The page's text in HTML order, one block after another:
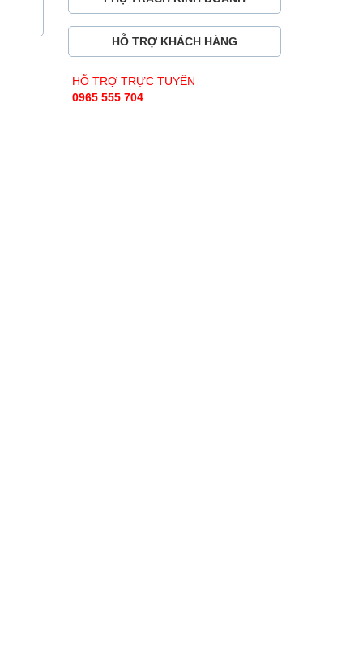
HỖ TRỢ KHÁCH HÀNG
HỖ TRỢ TRỰC TUYẾN
0965 555 704